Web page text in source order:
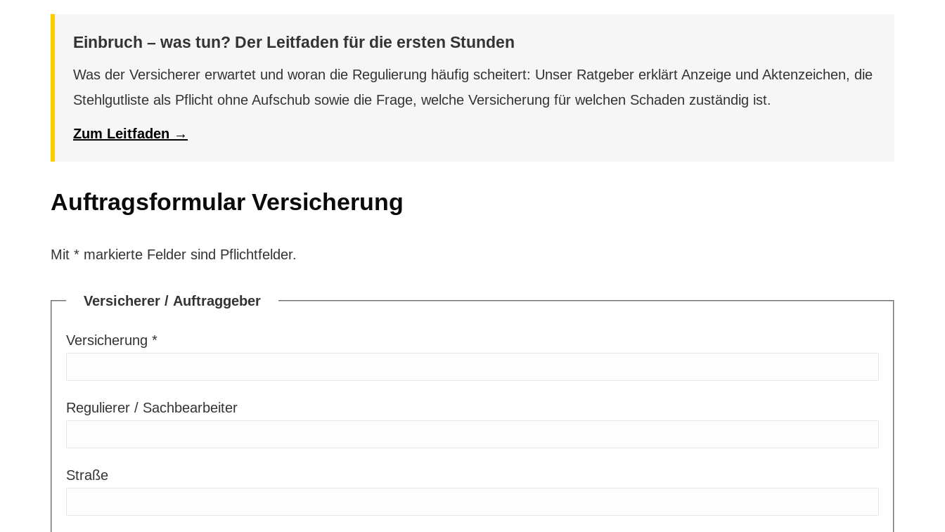
Einbruch – was tun? Der Leitfaden für die ersten Stunden
Was der Versicherer erwartet und woran die Regulierung häufig scheitert: Unser Ratgeber erklärt Anzeige und Aktenzeichen, die
Stehlgutliste als Pflicht ohne Aufschub sowie die Frage, welche Versicherung für welchen Schaden zuständig ist.
Zum Leitfaden →
Auftragsformular Versicherung
Mit * markierte Felder sind Pflichtfelder.
Versicherer / Auftraggeber
Versicherung *
Regulierer / Sachbearbeiter
Straße